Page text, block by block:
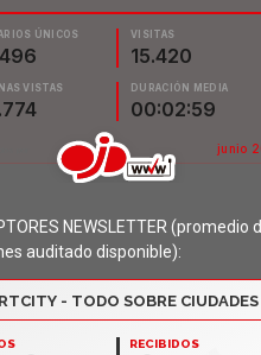
NEWSLETTER (promedio
auditado disponible):